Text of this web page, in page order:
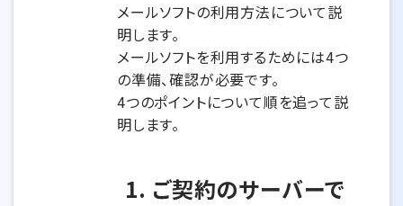
メールソフトの利用方法について説
明します。
メールソフトを利用するためには4つ
の準備、確認が必要です。
4つのポイントについて順を追って説
明します。
1. ご契約のサーバーで